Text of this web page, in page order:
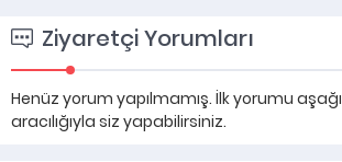
Ziyaretçi Yorumları
Henüz yorum yapılmamış. İlk yorumu
aracılığıyla siz yapabilirsiniz.